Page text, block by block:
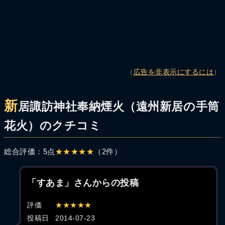
（ 広告を非表示にするには ）
新居諏訪神社奉納煙火（遠州新居の手筒
花火）のクチコミ
総合評価：5点★★★★★ （2件）
「すあま」さんからの投稿
評価
★★★★★
投稿日
2014-07-23